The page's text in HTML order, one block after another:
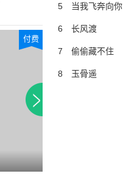
5 当我飞奔向你
6 长风渡
7 偷偷藏不住
8 玉骨遥
付费